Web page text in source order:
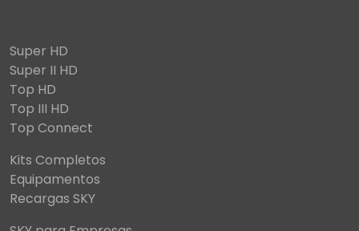
Super HD
Super II HD
Top HD
Top III HD
Top Connect
Kits Completos
Equipamentos
Recargas SKY